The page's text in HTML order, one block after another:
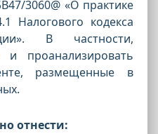
3060@ «О практике
Налогового кодекса
В частности,
и проанализировать
размещенные в
отнести: